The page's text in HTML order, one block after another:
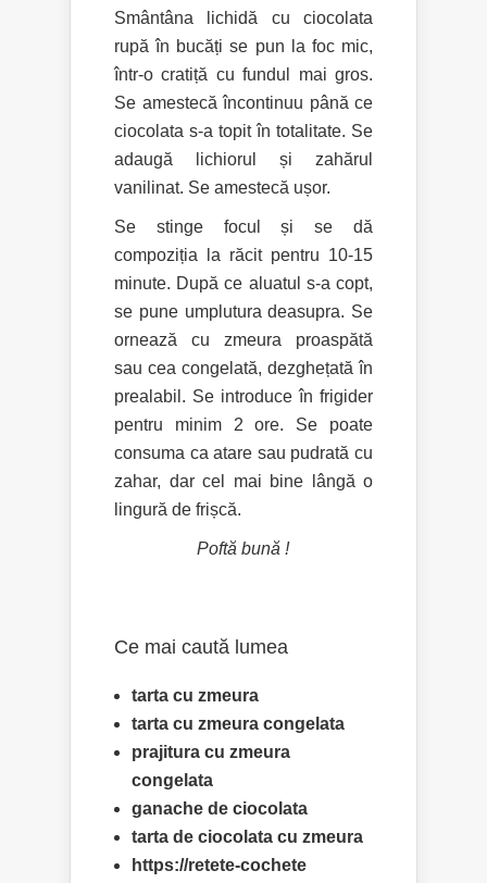
Smântâna lichidă cu ciocolata
rupă în bucăți se pun la foc mic,
într-o cratiță cu fundul mai gros.
Se amestecă încontinuu până ce
ciocolata s-a topit în totalitate. Se
adaugă lichiorul și zahărul
vanilinat. Se amestecă ușor.
Se stinge focul și se dă
compoziția la răcit pentru 10-15
minute. După ce aluatul s-a copt,
se pune umplutura deasupra. Se
ornează cu zmeura proaspătă
sau cea congelată, dezghețată în
prealabil. Se introduce în frigider
pentru minim 2 ore. Se poate
consuma ca atare sau pudrată cu
zahar, dar cel mai bine lângă o
lingură de frișcă.
Poftă bună !
Ce mai caută lumea
tarta cu zmeura
tarta cu zmeura congelata
prajitura cu zmeura
congelata
ganache de ciocolata
tarta de ciocolata cu zmeura
https://retete-cochete